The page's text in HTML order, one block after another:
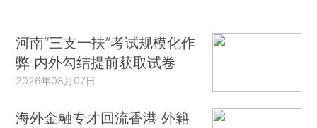
河南“三支一扶”考试规模化作
弊 内外勾结提前获取试卷
2026年08月07日
海外金融专才回流香港 外籍